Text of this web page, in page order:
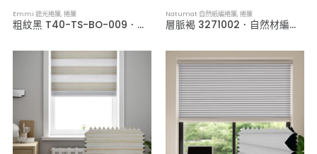
Emmi 遮光捲簾,捲簾
粗紋黑 T40-TS-BO-009．全遮光捲簾
Natumat 自然紙編捲簾,捲簾
層脈褐 3271002．自然材編織捲簾